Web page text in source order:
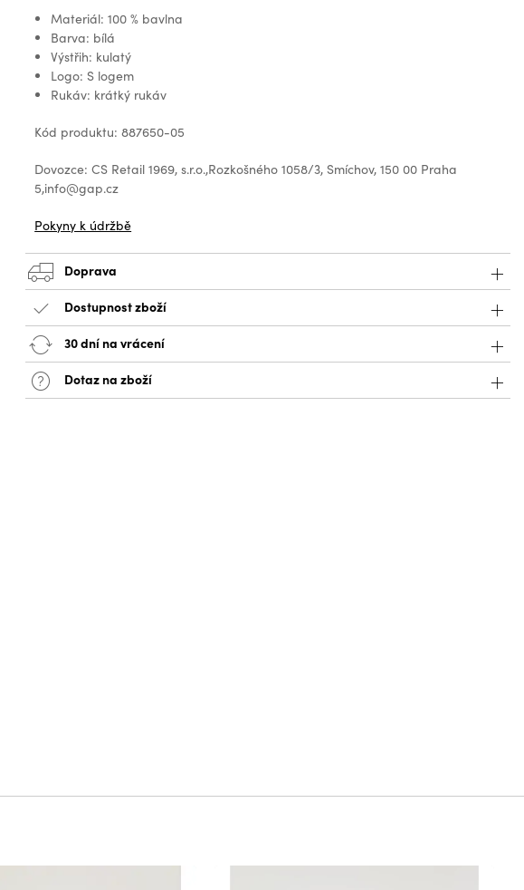
Materiál: 100 % bavlna
Barva: bílá
Výstřih: kulatý
Logo: S logem
Rukáv: krátký rukáv
Kód produktu: 887650-05
Dovozce: CS Retail 1969, s.r.o.,Rozkošného 1058/3, Smíchov, 150 00 Praha
5,info@gap.cz
Pokyny k údržbě
Doprava
Dostupnost zboží
30 dní na vrácení
Dotaz na zboží